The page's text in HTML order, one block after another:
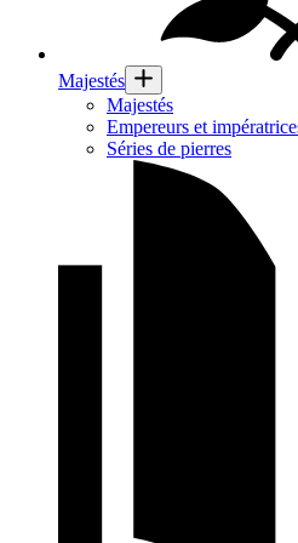
Majestés
Majestés
Empereurs et
Séries de pierres